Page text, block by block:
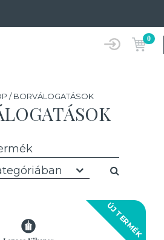
0
/ BORVÁLOGATÁSOK
ÚJ TERMÉK